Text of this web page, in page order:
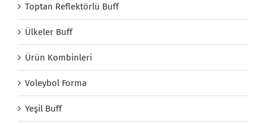
Toptan Reflektörlü Buff
Ülkeler Buff
Ürün Kombinleri
Voleybol Forma
Yeşil Buff